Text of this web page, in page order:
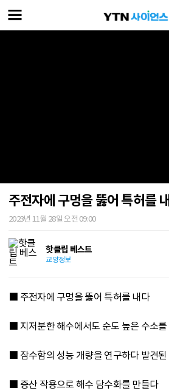
주전자에 구멍을 뚫어 특허를
2023년 11월 28일 오전 09:00
핫클립 베스트
교양정보
■ 주전자에 구멍을 뚫어 특허를 내다
■ 지저분한 해수에서도 순도 높은 수소를
■ 잠수함의 성능 개량을 연구하다 발견
■ 증산 작용으로 해수 담수화를 만들다